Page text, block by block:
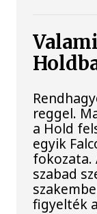
reggel.
a Hold
egyik
fokozata.
szabad
figyelték